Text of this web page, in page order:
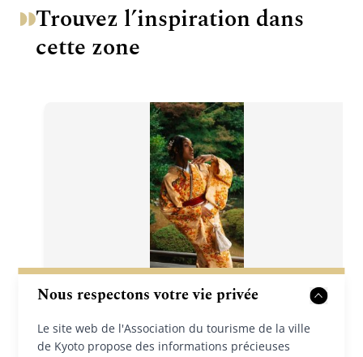
Nous respectons votre vie privée
Le site web de l'Association du tourisme de la ville
de Kyoto propose des informations précieuses
Trouvez l’inspiration dans
cette zone
Zones Personnes Tourisme durable
2026/04/13